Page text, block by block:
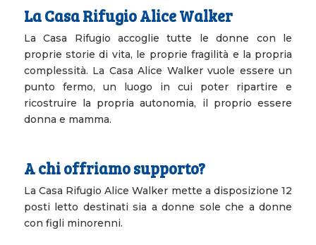
La Casa Rifugio Alice Walker
La Casa Rifugio accoglie tutte le donne con le
proprie storie di vita, le proprie fragilità e la propria
complessità. La Casa Alice Walker vuole essere un
punto fermo, un luogo in cui poter ripartire e
ricostruire la propria autonomia, il proprio essere
donna e mamma.
A chi offriamo supporto?
La Casa Rifugio Alice Walker mette a disposizione 12
posti letto destinati sia a donne sole che a donne
con figli minorenni.